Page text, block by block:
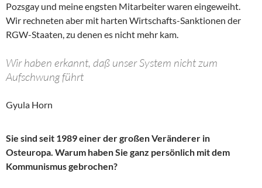
Pozsgay und meine engsten Mitarbeiter waren eingeweiht.
Wir rechneten aber mit harten Wirtschafts-Sanktionen der
RGW-Staaten, zu denen es nicht mehr kam.
Wir haben erkannt, daß unser System nicht zum
Aufschwung führt
Gyula Horn
Sie sind seit 1989 einer der großen Veränderer in
Osteuropa. Warum haben Sie ganz persönlich mit dem
Kommunismus gebrochen?